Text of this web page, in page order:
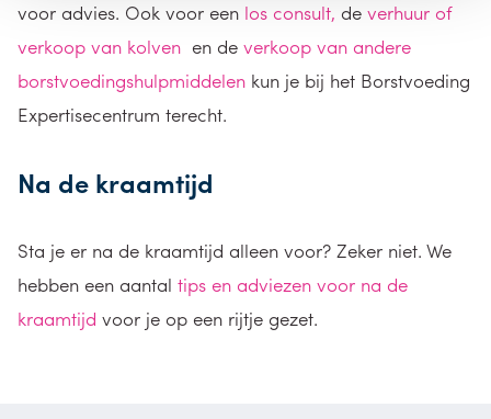
voor advies. Ook voor een los consult, de verhuur of
verkoop van kolven en de verkoop van andere
borstvoedingshulpmiddelen kun je bij het Borstvoeding
Expertisecentrum terecht.
Na de kraamtijd
Sta je er na de kraamtijd alleen voor? Zeker niet. We
hebben een aantal tips en adviezen voor na de
kraamtijd voor je op een rijtje gezet.